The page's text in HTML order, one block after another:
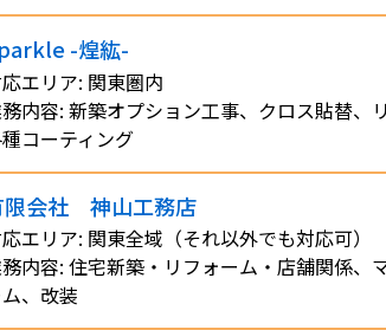
-煌紘-
エリア: 関東圏内
内容: 新築オプション工事、クロス貼替、
コーティング
限会社 神山工務店
エリア: 関東全域（それ以外でも対応可）
内容: 住宅新築・リフォーム・店舗関係、
、改装